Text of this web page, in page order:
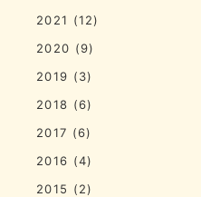
2021 (12)
2020 (9)
2019 (3)
2018 (6)
2017 (6)
2016 (4)
2015 (2)